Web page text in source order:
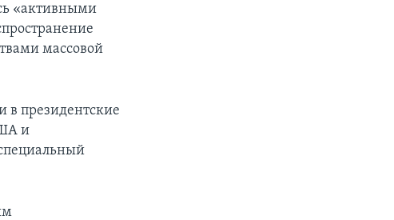
«активными
массовой
в президентские
и